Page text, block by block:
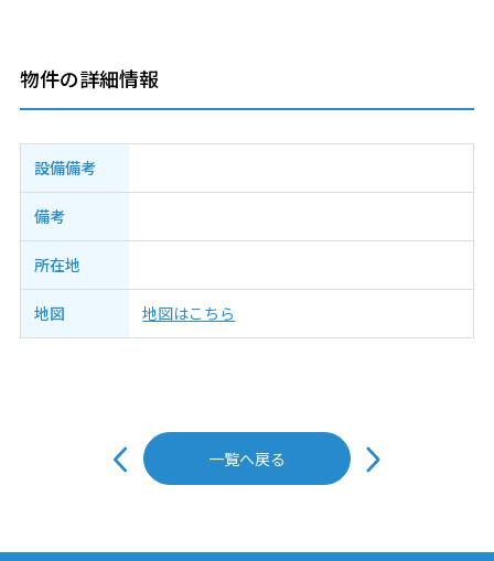
物件の詳細情報
設備備考
備考
所在地
地図 地図はこちら
シ
一覧へ戻る